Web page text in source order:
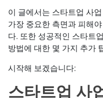
이 글에서는 스타트업 사
가장 중요한 측면과 피해
다. 또한 성공적인 스타트
방법에 대한 몇 가지 추가
시작해 보겠습니다:
스타트업 사